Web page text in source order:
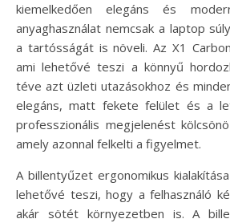
kiemelkedően elegáns és
anyaghasználat nemcsak a laptop
a tartósságát is növeli. Az X1
ami lehetővé teszi a könnyű
téve azt üzleti utazásokhoz és
elegáns, matt fekete felület és a
professzionális megjelenést
amely azonnal felkelti a figyelmet.
A billentyűzet ergonomikus
lehetővé teszi, hogy a felhasználó
akár sötét környezetben is. A